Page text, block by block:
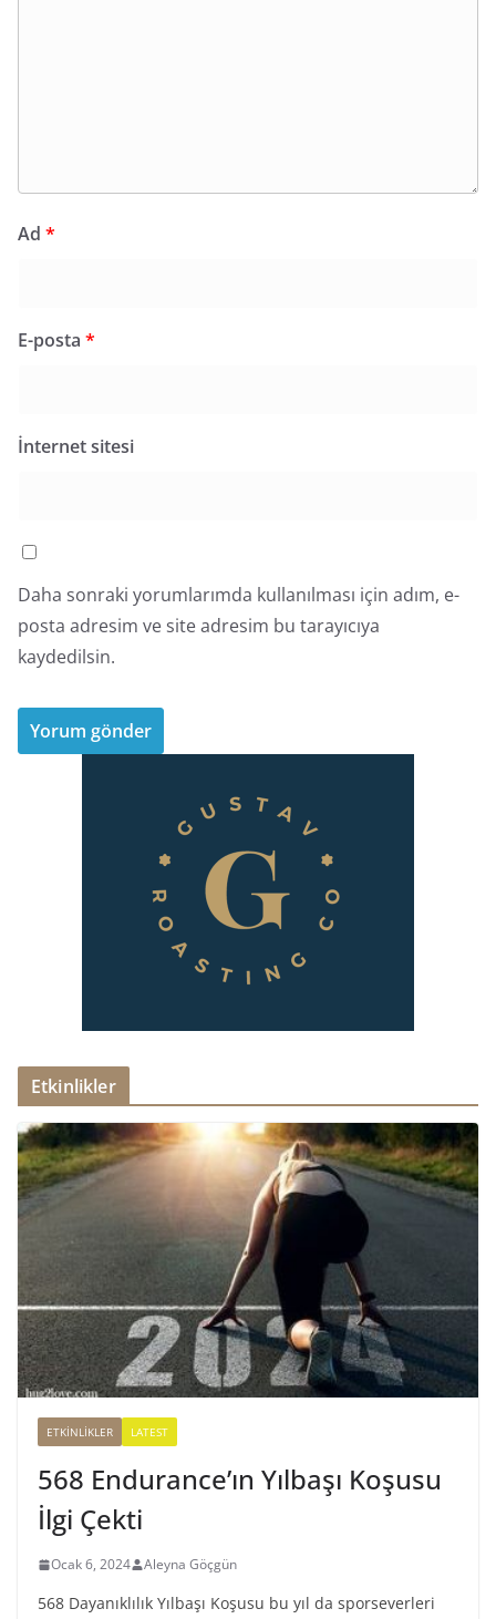
Ad *
E-posta *
İnternet sitesi
Daha sonraki yorumlarımda kullanılması için adım, e-
posta adresim ve site adresim bu tarayıcıya
kaydedilsin.
Etkinlikler
ETKINLIKLER LATEST
568 Endurance’ın Yılbaşı Koşusu
İlgi Çekti
Ocak 6, 2024 Aleyna Göçgün
568 Dayanıklılık Yılbaşı Koşusu bu yıl da sporseverleri